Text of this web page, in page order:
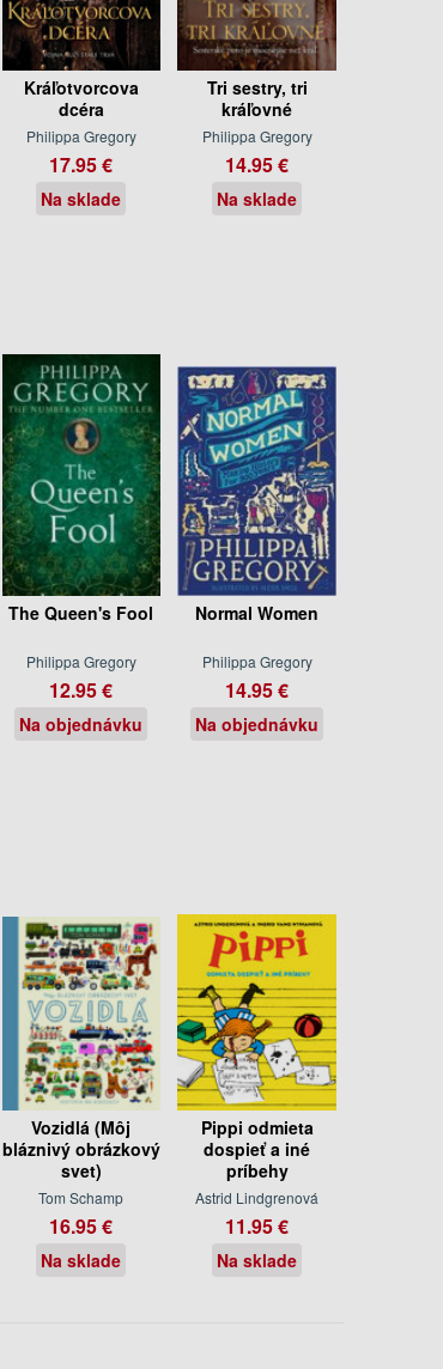
Kráľotvorcova
dcéra
Philippa Gregory
17.95 €
Na sklade
Tri sestry, tri
kráľovné
Philippa Gregory
14.95 €
Na sklade
The Queen's Fool
Philippa Gregory
12.95 €
Na objednávku
Normal Women
Philippa Gregory
14.95 €
Na objednávku
Vozidlá (Môj
bláznivý obrázkový
svet)
Tom Schamp
16.95 €
Na sklade
Pippi odmieta
dospieť a iné
príbehy
Astrid Lindgrenová
11.95 €
Na sklade